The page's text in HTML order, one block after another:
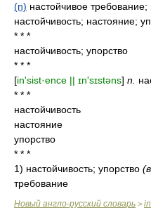
(n) настойчивое
настойчивость; настояние;
* * *
настойчивость; упорство
* * *
[in'sist·ence || ɪn'sɪstəns] n.
* * *
настойчивость
настояние
упорство
* * *
1) настойчивость; упорство
требование
Новый англо-русский словарь >